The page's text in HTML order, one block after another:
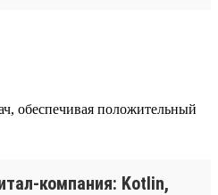
обеспечивая положительный
компания: Kotlin,